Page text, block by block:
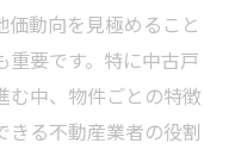
動向を見極めること
要です。特に中古戸
む中、物件ごとの特徴
きる不動産業者の役割